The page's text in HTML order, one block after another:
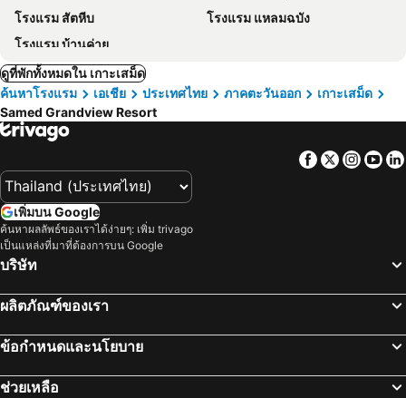
โรงแรม สัตหีบ
โรงแรม แหลมฉบัง
โรงแรม บ้านค่าย
ดูที่พักทั้งหมดใน เกาะเสม็ด
ค้นหาโรงแรม
เอเชีย ประเทศไทย ภาคตะวันออก
เกาะเสม็ด
Samed Grandview Resort
Facebook
Twitter
เพิ่มบน Google
ค้นหาผลลัพธ์ของเราได้ง่ายๆ: เพิ่ม trivago
เป็นแหล่งที่มาที่ต้องการบน Google
บริษัท
ผลิตภัณฑ์ของเรา
ข้อกำหนดและนโยบาย
ช่วยเหลือ